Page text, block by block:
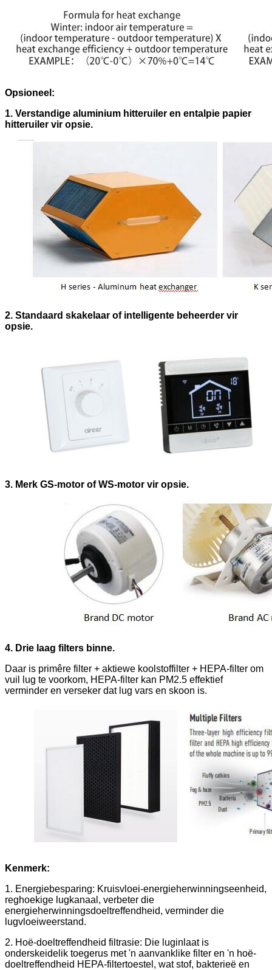
Opsioneel:
1. Verstandige aluminium hitteruiler en entalpie papier
hitteruiler vir opsie.
2. Standaard skakelaar of intelligente beheerder vir
opsie.
3. Merk GS-motor of WS-motor vir opsie.
4. Drie laag filters binne.
Daar is primêre filter + aktiewe koolstoffilter + HEPA-filter om
vuil lug te voorkom, HEPA-filter kan PM2.5 effektief
verminder en verseker dat lug vars en skoon is.
Kenmerk:
1. Energiebesparing: Kruisvloei-energieherwinningseenheid,
reghoekige lugkanaal, verbeter die
energieherwinningsdoeltreffendheid, verminder die
lugvloeiweerstand.
2. Hoë-doeltreffendheid filtrasie: Die luginlaat is
onderskeidelik toegerus met 'n aanvanklike filter en 'n hoë-
doeltreffendheid HEPA-filtertoestel, wat stof, bakterieë en